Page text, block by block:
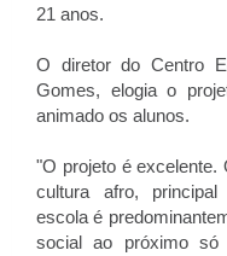
21 anos.
O diretor do Centro
Gomes, elogia o
animado os alunos.
"O projeto é excelente.
cultura afro,
escola é
social ao próximo só